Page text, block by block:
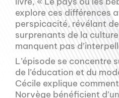
explore ces différences
perspicacité, révélant
surprenants de la
manquent pas
L’épisode se concentre
de l’éducation et du
Cécile explique
Norvège bénéficient